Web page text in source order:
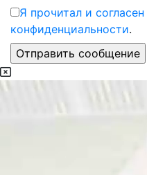
Я прочитал и
конфиденциальности.